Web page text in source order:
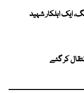
ایک اہلکار شہید
کر گئے